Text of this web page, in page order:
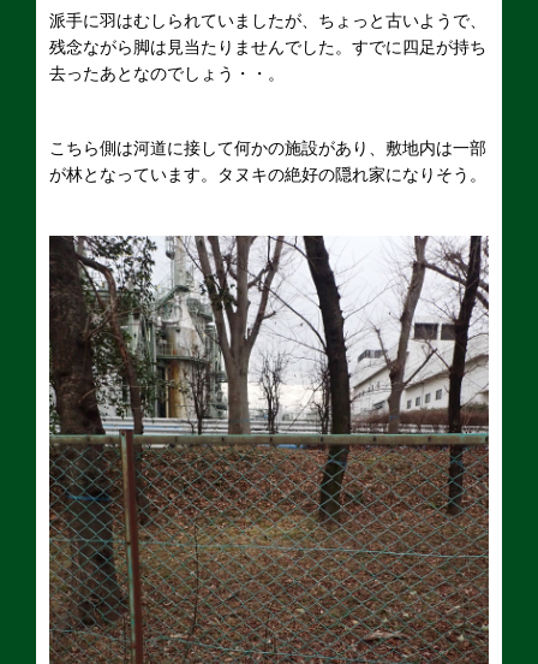
派手に羽はむしられていましたが、ちょっと古いようで、
残念ながら脚は見当たりませんでした。すでに四足が持ち
去ったあとなのでしょう・・。
こちら側は河道に接して何かの施設があり、敷地内は一部
が林となっています。タヌキの絶好の隠れ家になりそう。